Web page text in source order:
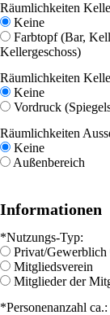
Räumlichkeiten
Keine
Farbtopf (Bar,
Kellergeschoss)
Räumlichkeiten
Keine
Vordruck
Räumlichkeiten
Keine
Außenbereich
Informationen
*Nutzungs-Typ:
Privat/Gewerblich
Mitgliedsverein
Mitglieder der
*Personenanzahl ca.: